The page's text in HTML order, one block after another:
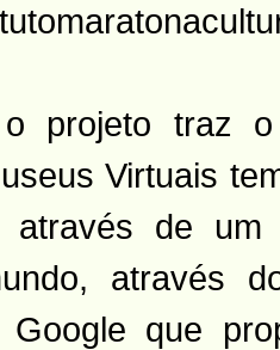
o projeto traz
Virtuais
através de
através
Google que